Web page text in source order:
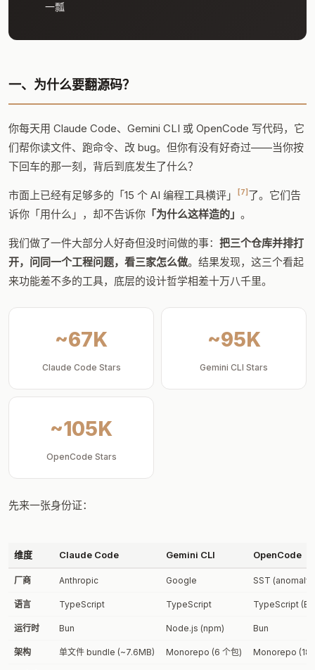
一瓢
一、为什么要翻源码？
你每天用 Claude Code、Gemini CLI 或 OpenCode 写代码，它
们帮你读文件、跑命令、改 bug。但你有没有好奇过——当你按
下回车的那一刻，背后到底发生了什么？
市面上已经有足够多的「15 个 AI 编程工具横评」 [7] 了。它们告
诉你「用什么」，却不告诉你 「为什么这样造的」 。
我们做了一件大部分人好奇但没时间做的事： 把三个仓库并排打
开，问同一个工程问题，看三家怎么做。结果发现，这三个看起
来功能差不多的工具，底层的设计哲学相差十万八千里。
~67K
Claude Code Stars
~95K
Gemini CLI Stars
~105K
OpenCode Stars
先来一张身份证：
维度 Claude Code Gemini CLI OpenCode
厂商 Anthropic Google SST
语言 TypeScript TypeScript TypeScript
运行时 Bun Node.js (npm) Bun
架构 单文件 bundle (~7.6MB) Monorepo (6 个包) Monorepo (18